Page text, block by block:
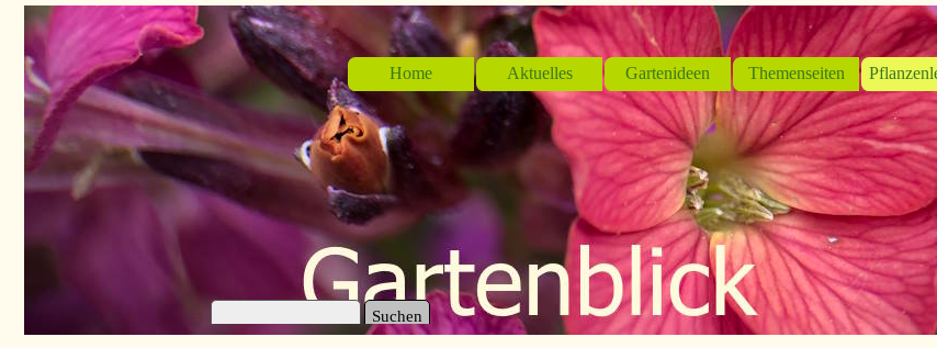
Direkt zum Seiteninhalt
Menü überspringen
Home Aktuelles ▼
Gartenideen ▼
Themenseiten ▼
Suchen